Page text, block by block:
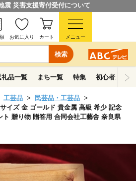
震 災害支援寄付受付について
検索
お気に入り カート メニュー
礼品一覧 まち一覧 特集 初心者ガイド
工芸品
民芸品・工芸品
イズ 金 ゴールド 貴金属 高級 希少 記念
ト 贈り物 贈答用 合同会社工藝舎 奈良県